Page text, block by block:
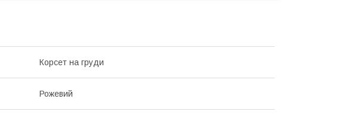
Корсет на груди
Рожевий